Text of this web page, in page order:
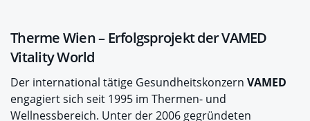
Therme Wien – Erfolgsprojekt der VAMED
Vitality World
Der international tätige Gesundheitskonzern VAMED
engagiert sich seit 1995 im Thermen- und
Wellnessbereich. Unter der 2006 gegründeten